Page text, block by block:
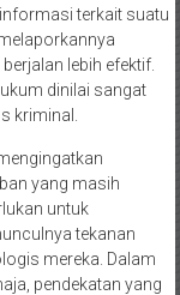
terkait suatu
lebih efektif.
dinilai sangat
kriminal.
yang masih
untuk
tekanan
mereka. Dalam
pendekatan yang